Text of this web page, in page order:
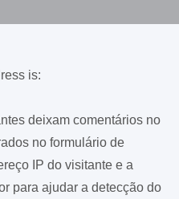
is:
deixam comentários no
no formulário de
IP do visitante e a
para ajudar a detecção do